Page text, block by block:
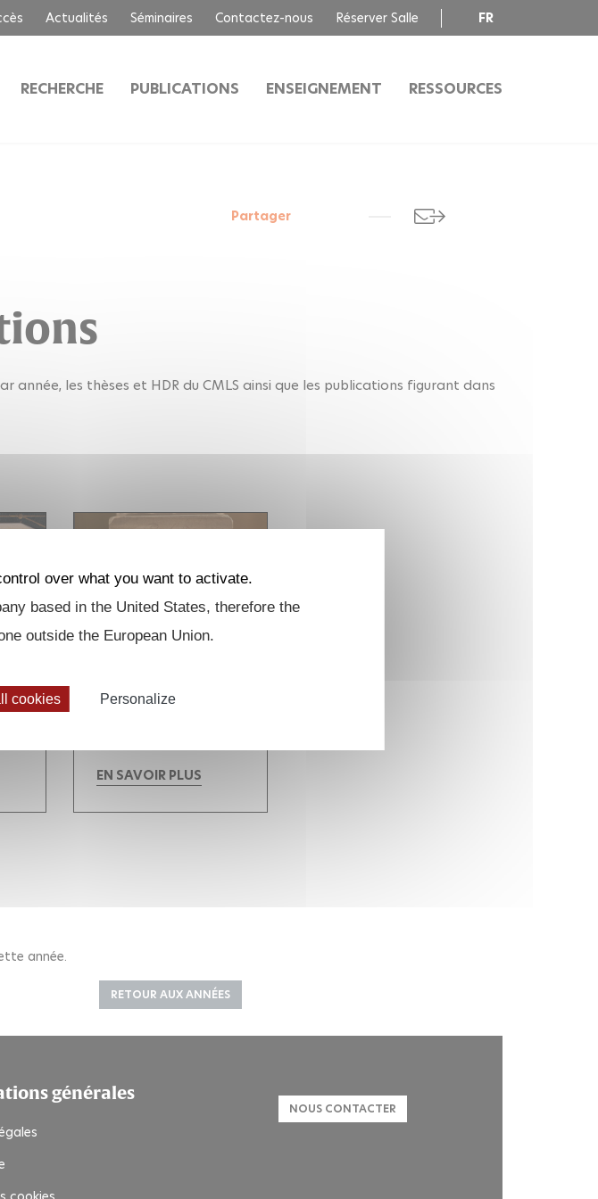
Actualités Séminaires Contactez-nous Réserver Salle FR
RECHERCHE PUBLICATIONS ENSEIGNEMENT RESSOURCES
Partager
année, les thèses et HDR du CMLS ainsi que les publications figurant dans
EN SAVOIR PLUS
année.
RETOUR AUX ANNÉES
générales
NOUS CONTACTER
over what you want to activate.
based in the United States, therefore the
outside the European Union.
cookies Personalize